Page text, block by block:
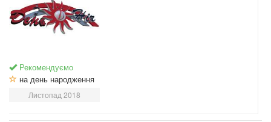
Рекомендуємо
на день народження
Листопад 2018